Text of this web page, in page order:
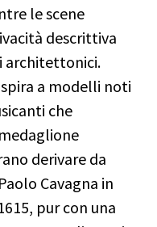
le scene
descrittiva
architettonici.
a modelli noti
che
derivare da
Cavagna in
pur con una